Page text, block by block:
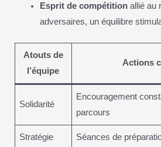
Esprit de compétition allié au
adversaires, un équilibre
Atouts de
l’équipe
Actions
Solidarité
Encouragement
parcours
Stratégie
Séances de